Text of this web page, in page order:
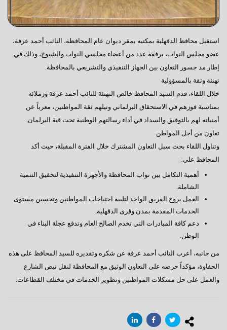
استقبل محافظ الدقهلية بمكتبه بمقر ديوان عام المحافظة، النائب أحمد عرفة،
عضو مجلس النواب، برفقة عدد من أعضاء مجلسي النواب والشيوخ، وذلك في
إطار مد جسور التعاون بين الجهاز التنفيذي والتشريعي بالمحافظة.
تهنئة وثقة بالمسؤولية
خلال اللقاء، قدم السيد المحافظ خالص التهنئة للنائب أحمد عرفة وزملائه
بمناسبة فوزهم في الاستحقاق البرلماني ونيلهم ثقة المواطنين، معرباً عن
أمنياته لهم بالتوفيق والسداد في أداء رسالتهم الوطنية تحت قبة البرلمان.
تعاون من أجل المواطن
وتناول اللقاء بحث سبل التعاون المشترك خلال الفترة المقبلة، حيث أكد
المحافظ على:
أهمية التكامل بين نواب المحافظة والأجهزة التنفيذية لتحقيق التنمية
الشاملة.
العمل بروح الفريق الواحد لتلبية احتياجات المواطنين وتحسين مستوى
الخدمات المقدمة بمدن وقرى الدقهلية.
دعم كافة المبادرات التي تخدم الصالح العام وتدفع عجلة البناء في
الوطن.
من جانبه، أعرب النائب أحمد عرفة عن شكره وتقديره للسيد المحافظ على هذه
الحفاوة، مؤكداً حرصه على التعاون الوثيق مع المحافظة لنقل نبض الشارع
والعمل على حل مشكلات المواطنين وتطوير الخدمات في مختلف القطاعات.